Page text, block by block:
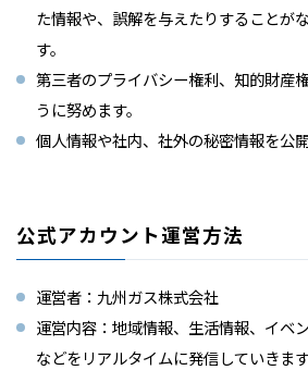
た情報や、誤解を与えたりすることが
す。
第三者のプライバシー権利、知的財産
うに努めます。
個人情報や社内、社外の秘密情報を公開
公式アカウント運営方法
運営者：九州ガス株式会社
運営内容：地域情報、生活情報、イベ
などをリアルタイムに発信していきます